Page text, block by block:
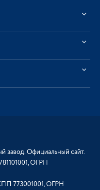
Официальный сайт.
ОГРН
773001001, ОГРН